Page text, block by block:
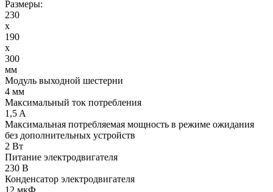
Размеры:
230
x
190
x
300
мм
Модуль выходной шестерни
4 мм
Максимальный ток потребления
1,5 A
Максимальная потребляемая мощность в режиме ожидания
без дополнительных устройств
2 Вт
Питание электродвигателя
230 В
Конденсатор электродвигателя
12 мкФ